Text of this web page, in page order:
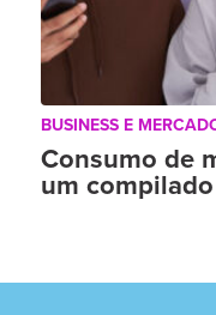
BUSINESS E
Consumo de
um